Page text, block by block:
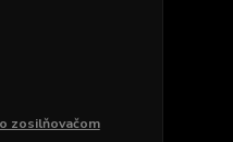
zosilňovačom